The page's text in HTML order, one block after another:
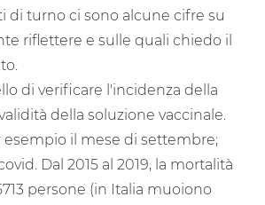
di turno ci sono alcune cifre su
riflettere e sulle quali chiedo il
di verificare l'incidenza della
della soluzione vaccinale.
esempio il mese di settembre;
Dal 2015 al 2019, la mortalità
persone (in Italia muoiono